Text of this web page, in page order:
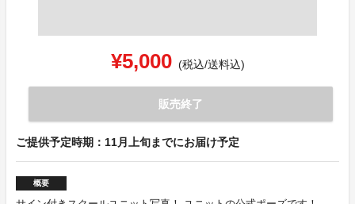
¥5,000 (税込/送料込)
販売終了
ご提供予定時期：11月上旬までにお届け予定
概要